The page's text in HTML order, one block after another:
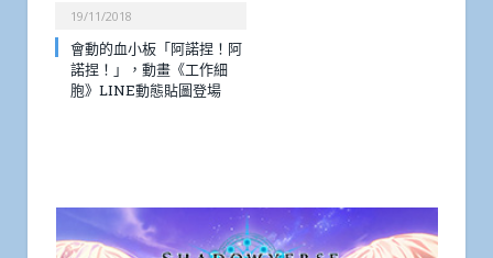
19/11/2018
會動的血小板「阿諾捏！阿
諾捏！」，動畫《工作細
胞》LINE動態貼圖登場